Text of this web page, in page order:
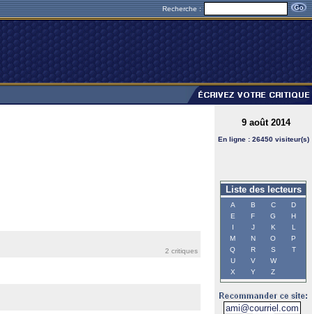
Recherche :
2 critiques
9 août 2014
En ligne : 26450 visiteur(s)
Liste des lecteurs
A B C
D
E
F G
H
I
J K
L
M
N O
P
Q
R S
T
U
V
W
X
Y Z